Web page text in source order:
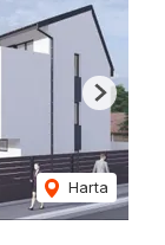
Harta
Next